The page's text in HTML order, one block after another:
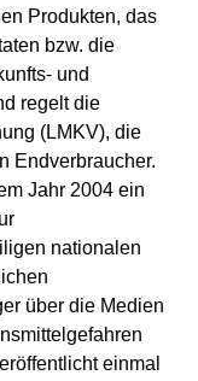
Produkten, das
bzw. die
und
regelt die
(LMKV), die
Endverbraucher.
Jahr 2004 ein
nationalen
über die Medien
einmal